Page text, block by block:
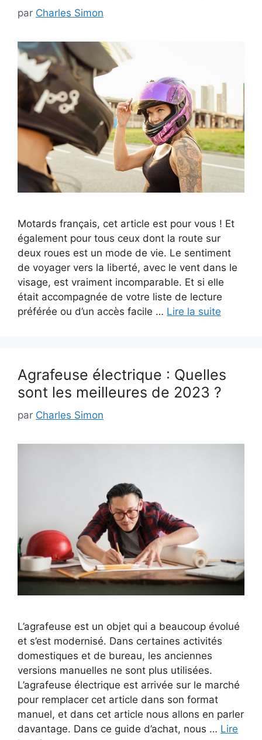
par Charles Simon
Motards français, cet article est pour vous ! Et
également pour tous ceux dont la route sur
deux roues est un mode de vie. Le sentiment
de voyager vers la liberté, avec le vent dans le
visage, est vraiment incomparable. Et si elle
était accompagnée de votre liste de lecture
préférée ou d’un accès facile … Lire la suite
Agrafeuse électrique : Quelles
sont les meilleures de 2023 ?
par Charles Simon
L’agrafeuse est un objet qui a beaucoup évolué
et s’est modernisé. Dans certaines activités
domestiques et de bureau, les anciennes
versions manuelles ne sont plus utilisées.
L’agrafeuse électrique est arrivée sur le marché
pour remplacer cet article dans son format
manuel, et dans cet article nous allons en parler
davantage. Dans ce guide d’achat, nous … Lire